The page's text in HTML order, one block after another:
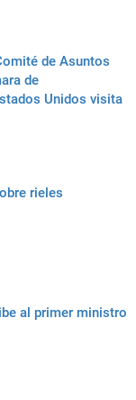
de Asuntos
de
Unidos visita
rieles
al primer ministro